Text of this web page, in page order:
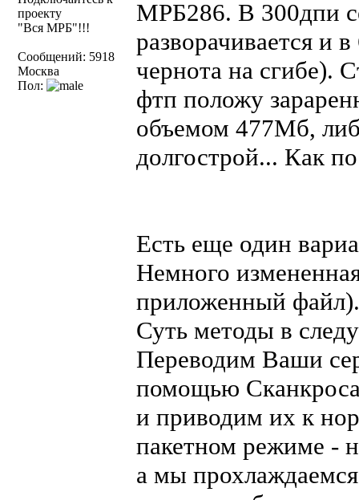
проекту
"Вся МРБ"!!!
Сообщений: 5918
Москва
Пол:
МРБ286. В 300дпи
разворачивается и
чернота на сгибе).
фтп положу
объемом 477Мб,
долгострой... Как
Есть еще один
Немного
приложенный файл).
Суть методы в
Переводим Ваши
помощью
и приводим их к
пакетном режиме -
а мы